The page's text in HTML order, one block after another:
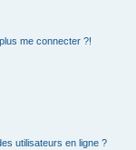
me connecter ?!
utilisateurs en ligne ?